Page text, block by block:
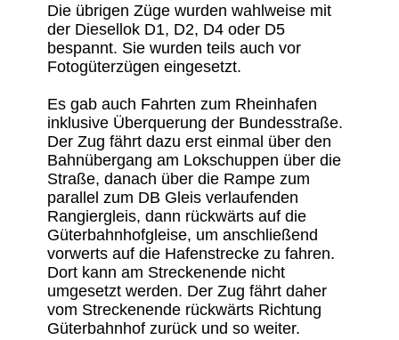
Die übrigen Züge wurden wahlweise mit
der Diesellok D1, D2, D4 oder D5
bespannt. Sie wurden teils auch vor
Fotogüterzügen eingesetzt.
Es gab auch Fahrten zum Rheinhafen
inklusive Überquerung der Bundesstraße.
Der Zug fährt dazu erst einmal über den
Bahnübergang am Lokschuppen über die
Straße, danach über die Rampe zum
parallel zum DB Gleis verlaufenden
Rangiergleis, dann rückwärts auf die
Güterbahnhofgleise, um anschließend
vorwerts auf die Hafenstrecke zu fahren.
Dort kann am Streckenende nicht
umgesetzt werden. Der Zug fährt daher
vom Streckenende rückwärts Richtung
Güterbahnhof zurück und so weiter.